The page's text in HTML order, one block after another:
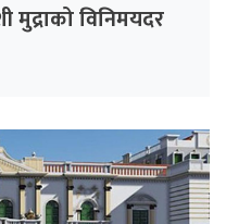
विनिमयदर